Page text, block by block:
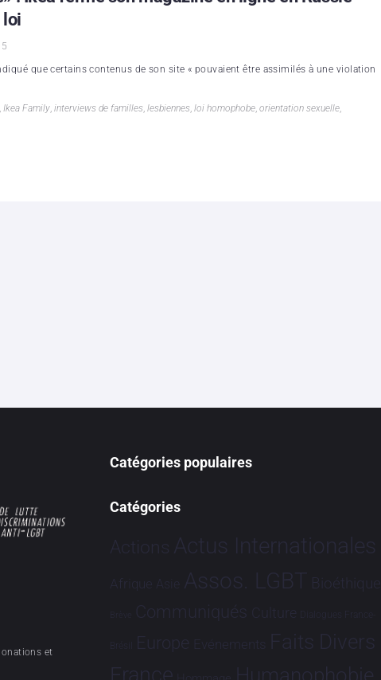
loi
que certains contenus de son site « pouvaient être assimilés à une violation
, Ikea Family, interviews de familles, lesbiennes, loi homophobe, orientation sexuelle,
et
Catégories populaires
Catégories
Actions Actus Internationales
Afrique Asie Assos. LGBT Bioéthique
Brève Communiqués Culture Dialogues France-
Brésil Europe Evénements Faits Divers
Humanophobie